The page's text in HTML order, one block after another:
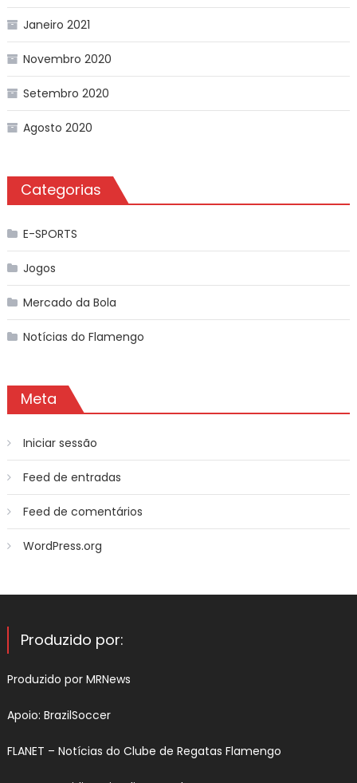
Janeiro 2021
Novembro 2020
Setembro 2020
Agosto 2020
Categorias
E-SPORTS
Jogos
Mercado da Bola
Notícias do Flamengo
Meta
Iniciar sessão
Feed de entradas
Feed de comentários
WordPress.org
Produzido por:
Produzido por MRNews
Apoio: BrazilSoccer
FLANET – Notícias do Clube de Regatas Flamengo